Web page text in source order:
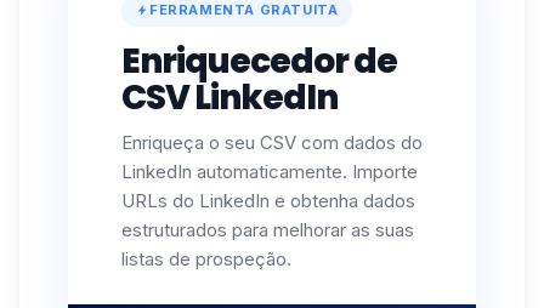
FERRAMENTA GRATUITA
Enriquecedor de
CSV LinkedIn
Enriqueça o seu CSV com dados do
LinkedIn automaticamente. Importe
URLs do LinkedIn e obtenha dados
estruturados para melhorar as suas
listas de prospeção.